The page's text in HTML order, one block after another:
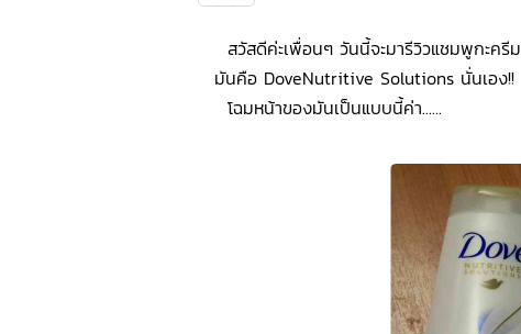
สวัสดีค่ะเพื่อนๆ วันนี้จะมารีวิวแชมพูกะครี
มันคือ DoveNutritive Solutions นั่นเอง!!
โฉมหน้าของมันเป็นแบบนี้ค่า......